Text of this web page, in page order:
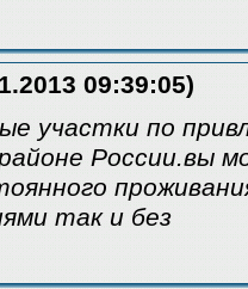
09:39:05)
участки по
России.вы
так и без